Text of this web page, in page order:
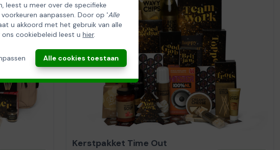
leest u meer over de specifieke
aanpassen. Door op 'Alle
u akkoord met het gebruik van alle
cookiebeleid leest u hier.
Alle cookies toestaan
Kerstpakket Time Out